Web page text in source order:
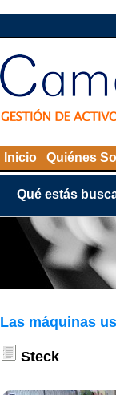
Inicio Quiénes
Qué estás
Las máquinas
Steck